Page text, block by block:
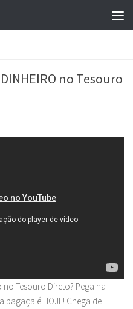
no Tesouro
Tesouro Direto? Pega na
bagaça é HOJE! Chega de